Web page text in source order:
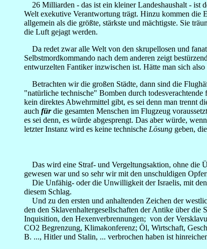
26 Milliarden - das ist ein kleiner Landeshaushalt - ist
Welt exekutive Verantwortung trägt. Hinzu kommen die
allgemein als die größte, stärkste und mächtigste. Sie
die Luft gejagt werden.
Da redet zwar alle Welt von den skrupellosen und
Selbstmordkommando nach dem anderen zeigt
entwurzelten Fantiker inzwischen ist. Hätte man sich also
Betrachten wir die großen Städte, dann sind die
"natürliche technische" Bomben durch
kein direktes Abwehrmittel gibt, es sei denn man trennt
auch fürdie gesamten Menschen im Flugzeug
es sei denn, es würde abgesprengt. Das aber würde,
letzter Instanz wird es keine technische Lösung geben,
Das wird eine Straf- und Vergeltungsaktion, ohne die
gewesen war und so sehr wir mit den unschuldigen
Die Unfähig- oder die Unwilligkeit der Israelis, mit den
diesem Schlag.
Und zu den ersten und anhaltenden Zeichen der
den den Sklavenhaltergesellschaften der Antike über
Inquisition, den Hexenverbrennungen; von der
CO2 Begrenzung, Klimakonferenz; Öl, Wirtschaft,
B. ..., Hitler und Stalin, ... verbrochen haben ist